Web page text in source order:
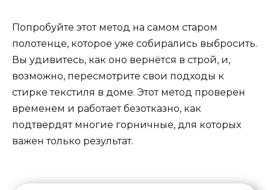
Попробуйте этот метод на самом старом
полотенце, которое уже собирались выбросить.
Вы удивитесь, как оно вернётся в строй, и,
возможно, пересмотрите свои подходы к
стирке текстиля в доме. Этот метод проверен
временем и работает безотказно, как
подтвердят многие горничные, для которых
важен только результат.